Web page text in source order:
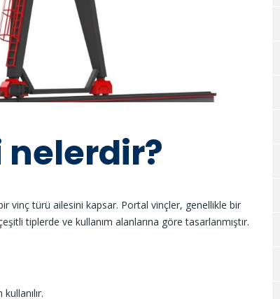
vinç türü ailesini kapsar. Portal vinçler, genellikle bir
tiplerde ve kullanım alanlarına göre tasarlanmıştır.